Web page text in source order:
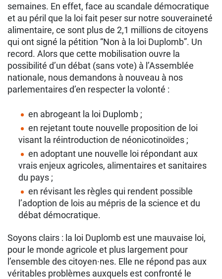
semaines. En effet, face au scandale démocratique
et au péril que la loi fait peser sur notre souveraineté
alimentaire, ce sont plus de 2,1 millions de citoyens
qui ont signé la pétition “Non à la loi Duplomb”. Un
record. Alors que cette mobilisation ouvre la
possibilité d’un débat (sans vote) à l’Assemblée
nationale, nous demandons à nouveau à nos
parlementaires d’en respecter la volonté :
en abrogeant la loi Duplomb ;
en rejetant toute nouvelle proposition de loi
visant la réintroduction de néonicotinoïdes ;
en adoptant une nouvelle loi répondant aux
vrais enjeux agricoles, alimentaires et sanitaires
du pays ;
en révisant les règles qui rendent possible
l’adoption de lois au mépris de la science et du
débat démocratique.
Soyons clairs : la loi Duplomb est une mauvaise loi,
pour le monde agricole et plus largement pour
l’ensemble des citoyen·nes. Elle ne répond pas aux
véritables problèmes auxquels est confronté le